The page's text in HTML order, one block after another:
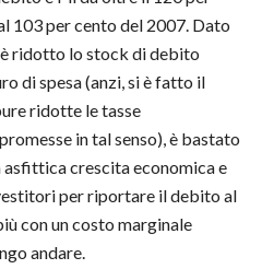
103 per cento del 2007. Dato
ridotto lo stock di debito
di spesa (anzi, si è fatto il
ridotte le tasse
in tal senso), è bastato
crescita economica e
per riportare il debito al
con un costo marginale
andare.